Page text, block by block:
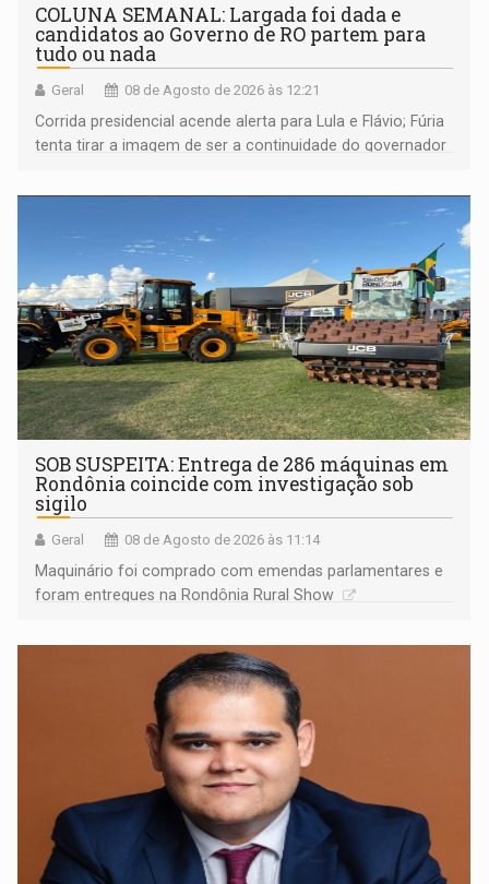
COLUNA SEMANAL: Largada foi dada e
candidatos ao Governo de RO partem para
tudo ou nada
Geral 08 de Agosto de 2026 às 12:21
Corrida presidencial acende alerta para Lula e Flávio; Fúria
tenta tirar a imagem de ser a continuidade do governador
não ter entrado no modo eleição; ABAV faz evento em
SOB SUSPEITA: Entrega de 286 máquinas em
Rondônia coincide com investigação sob
sigilo
Geral 08 de Agosto de 2026 às 11:14
Maquinário foi comprado com emendas parlamentares e
foram entregues na Rondônia Rural Show